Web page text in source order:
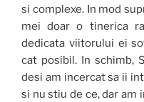
si complexe. In mod
mei doar o tinerica
dedicata viitorului ei
cat posibil. In schimb,
desi am incercat sa ii
si nu stiu de ce, dar am